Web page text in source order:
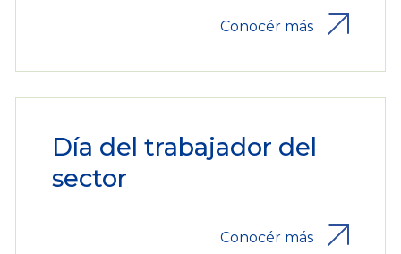
Conocér más
Día del trabajador del
sector
Conocér más